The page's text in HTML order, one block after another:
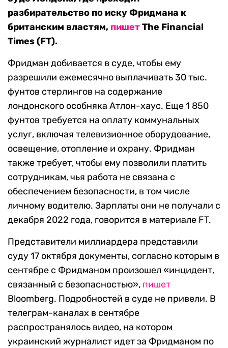
разбирательство по иску Фридмана к
британским властям, пишетThe Financial
Times (FT).
Фридман добивается в суде, чтобы ему
разрешили ежемесячно выплачивать 30 тыс.
фунтов стерлингов на содержание
лондонского особняка Атлон-хаус. Еще 1 850
фунтов требуется на оплату коммунальных
услуг, включая телевизионное оборудование,
освещение, отопление и охрану. Фридман
также требует, чтобы ему позволили платить
сотрудникам, чья работа не связана с
обеспечением безопасности, в том числе
личному водителю. Зарплаты они не получали с
декабря 2022 года, говорится в материале FT.
Представители миллиардера представили
суду 17 октября документы, согласно которым в
сентябре с Фридманом произошел «инцидент,
связанный с безопасностью», пишет
Bloomberg. Подробностей в суде не привели. В
телеграм-каналах в сентябре
распространялось видео, на котором
украинский журналист идет за Фридманом по